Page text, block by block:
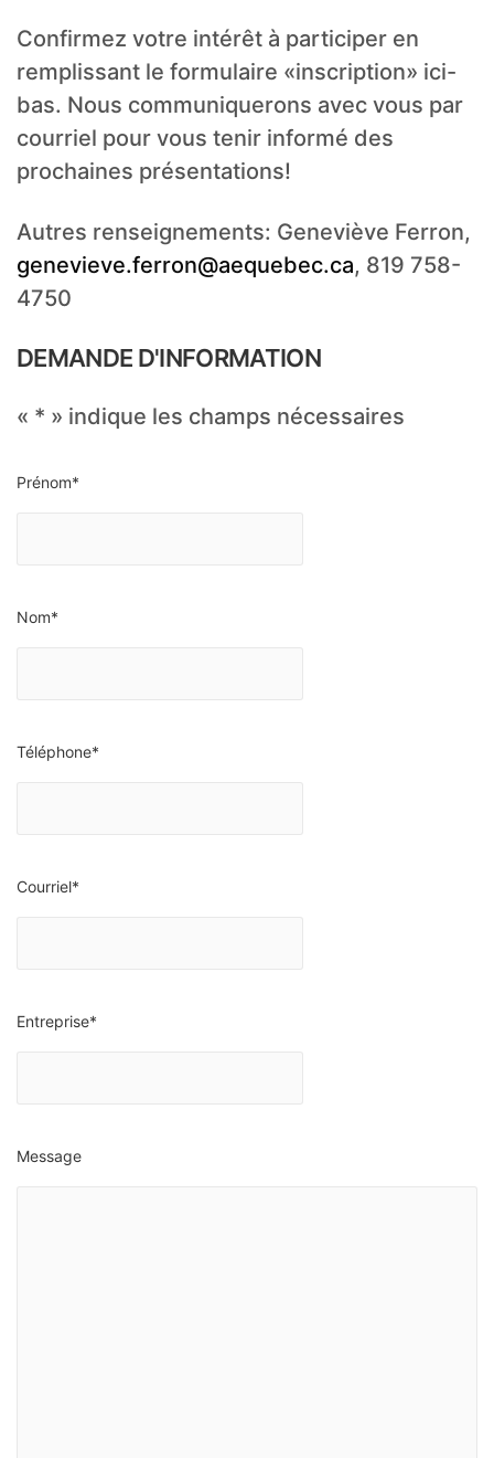
Confirmez votre intérêt à participer en
remplissant le formulaire «inscription» ici-
bas. Nous communiquerons avec vous par
courriel pour vous tenir informé des
prochaines présentations!
Autres renseignements: Geneviève Ferron,
genevieve.ferron@aequebec.ca, 819 758-
4750
DEMANDE D'INFORMATION
« * » indique les champs nécessaires
Prénom*
Nom*
Téléphone*
Courriel*
Entreprise*
Message